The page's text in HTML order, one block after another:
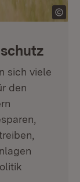
sich viele
den